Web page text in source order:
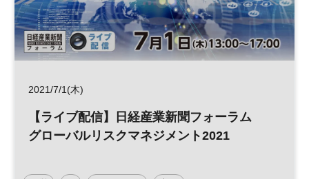
2021/7/1(木)
【ライブ配信】日経産業新聞フォーラム
グローバルリスクマネジメント2021